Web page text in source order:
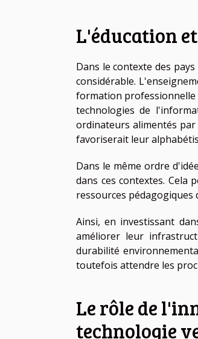
L'éducation
Dans le contexte des
considérable.
formation professionnelle
technologies de
ordinateurs alimentés
favoriserait leur
Dans le même ordre
dans ces contextes. Cela
ressources
Ainsi, en investissant
améliorer leur
durabilité
toutefois attendre les
Le rôle de
technologie